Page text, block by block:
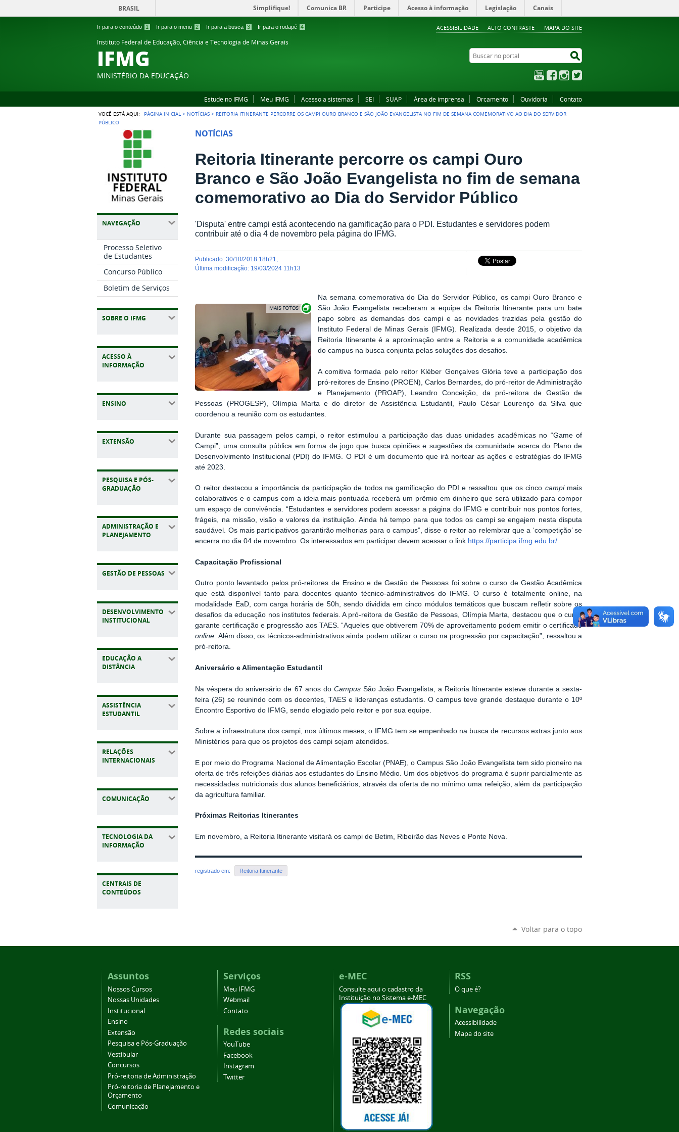
Ir para o conteúdo 1 Ir para o menu 2 Ir para a busca 3 Ir para o rodapé 4 ACESSIBILIDADE ALTO CONTRASTE MAPA DO SITE
BRASIL Simplifique! Comunica BR Participe Acesso à informação Legislação Canais
Instituto Federal de Educação, Ciência e Tecnologia de Minas Gerais
IFMG
MINISTÉRIO DA EDUCAÇÃO
Buscar no portal
YouTubeFacebookInstagram
Estude no IFMG Meu IFMG Acesso a sistemas SEI SUAP Área de imprensa Orcamento Ouvidoria Contato
VOCÊ ESTÁ AQUI: PÁGINA INICIAL > NOTÍCIAS > REITORIA ITINERANTE PERCORRE OS CAMPI OURO BRANCO E SÃO JOÃO EVANGELISTA NO FIM DE SEMANA COMEMORATIVO AO DIA DO SERVIDOR
PÚBLICO
NAVEGAÇÃO
Processo Seletivo
de Estudantes
Concurso Público
Boletim de Serviços
SOBRE O IFMG
ACESSO À
INFORMAÇÃO
ENSINO
EXTENSÃO
PESQUISA E PÓS-
GRADUAÇÃO
ADMINISTRAÇÃO E
PLANEJAMENTO
GESTÃO DE PESSOAS
DESENVOLVIMENTO
INSTITUCIONAL
EDUCAÇÃO A
DISTÂNCIA
ASSISTÊNCIA
ESTUDANTIL
RELAÇÕES
INTERNACIONAIS
COMUNICAÇÃO
TECNOLOGIA DA
INFORMAÇÃO
CENTRAIS DE
CONTEÚDOS
NOTÍCIAS
Reitoria Itinerante percorre os campi Ouro
Branco e São João Evangelista no fim de semana
comemorativo ao Dia do Servidor Público
'Disputa' entre campi está acontecendo na gamificação para o PDI. Estudantes e servidores podem
contribuir até o dia 4 de novembro pela página do IFMG.
publicado:30/10/2018 18h21
última modificação: 19/03/2024 11h13
Exibir carrossel de imagens
Na semana comemorativa do Dia do Servidor Público, os campi Ouro Branco e
São João Evangelista receberam a equipe da Reitoria Itinerante para um bate
papo sobre as demandas dos campi e as novidades trazidas pela gestão do
Instituto Federal de Minas Gerais (IFMG). Realizada desde 2015, o objetivo da
Reitoria Itinerante é a aproximação entre a Reitoria e a comunidade acadêmica
do campus na busca conjunta pelas soluções dos desafios.
A comitiva formada pelo reitor Kléber Gonçalves Glória teve a participação dos
pró-reitores de Ensino (PROEN), Carlos Bernardes, do pró-reitor de Administração
e Planejamento (PROAP), Leandro Conceição, da pró-reitora de Gestão de
Pessoas (PROGESP), Olímpia Marta e do diretor de Assistência Estudantil, Paulo César Lourenço da Silva que
coordenou a reunião com os estudantes.
Durante sua passagem pelos campi, o reitor estimulou a participação das duas unidades acadêmicas no “Game of
Campi”, uma consulta pública em forma de jogo que busca opiniões e sugestões da comunidade acerca do Plano de
Desenvolvimento Institucional (PDI) do IFMG. O PDI é um documento que irá nortear as ações e estratégias do IFMG
até 2023.
O reitor destacou a importância da participação de todos na gamificação do PDI e ressaltou que os cinco campimais
colaborativos e o campus com a ideia mais pontuada receberá um prêmio em dinheiro que será utilizado para compor
um espaço de convivência. “Estudantes e servidores podem acessar a página do IFMG e contribuir nos pontos fortes,
frágeis, na missão, visão e valores da instituição. Ainda há tempo para que todos os campi se engajem nesta disputa
saudável. Os mais participativos garantirão melhorias para o campus”, disse o reitor ao relembrar que a ‘competição’ se
encerra no dia 04 de novembro. Os interessados em participar devem acessar o link https://participa.ifmg.edu.br/
Capacitação Profissional
Outro ponto levantado pelos pró-reitores de Ensino e de Gestão de Pessoas foi sobre o curso de Gestão Acadêmica
que está disponível tanto para docentes quanto técnico-administrativos do IFMG. O curso é totalmente online, na
modalidade EaD, com carga horária de 50h, sendo dividida em cinco módulos temáticos que buscam refletir sobre os
desafios da educação nos institutos federais. A pró-reitora de Gestão de Pessoas, Olímpia Marta, destacou que o curso
garante certificação e progressão aos TAES. “Aqueles que obtiverem 70% de aproveitamento podem emitir o certificado
online. Além disso, os técnicos-administrativos ainda podem utilizar o curso na progressão por capacitação”, ressaltou a
pró-reitora.
Aniversário e Alimentação Estudantil
Na véspera do aniversário de 67 anos do CampusSão João Evangelista, a Reitoria Itinerante esteve durante a sexta-
feira (26) se reunindo com os docentes, TAES e lideranças estudantis. O campus teve grande destaque durante o 10º
Encontro Esportivo do IFMG, sendo elogiado pelo reitor e por sua equipe.
Sobre a infraestrutura dos campi, nos últimos meses, o IFMG tem se empenhado na busca de recursos extras junto aos
Ministérios para que os projetos dos campi sejam atendidos.
E por meio do Programa Nacional de Alimentação Escolar (PNAE), o Campus São João Evangelista tem sido pioneiro na
oferta de três refeições diárias aos estudantes do Ensino Médio. Um dos objetivos do programa é suprir parcialmente as
necessidades nutricionais dos alunos beneficiários, através da oferta de no mínimo uma refeição, além da participação
da agricultura familiar.
Próximas Reitorias Itinerantes
Em novembro, a Reitoria Itinerante visitará os campi de Betim, Ribeirão das Neves e Ponte Nova.
registrado em: Reitoria Itinerante
Voltar para o topo
Assuntos
Nossos Cursos
Nossas Unidades
Institucional
Ensino
Extensão
Pesquisa e Pós-Graduação
Vestibular
Concursos
Pró-reitoria de Administração
Pró-reitoria de Planejamento e
Orçamento
Comunicação
Serviços
Meu IFMG
Webmail
Contato
Redes sociais
YouTube
Facebook
Instagram
Twitter
e-MEC
Consulte aqui o cadastro da
Instituição no Sistema e-MEC
RSS
O que é?
Navegação
Acessibilidade
Mapa do site